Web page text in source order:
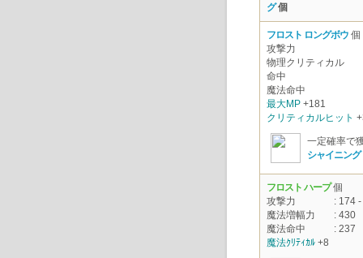
グ個
フロスト ロングボウ 個
攻撃力
物理クリティカル
命中
魔法命中
最大MP +181
クリティカルヒット
一定確率で
シャイニン
フロスト ハープ個
攻撃力
: 174
魔法増幅力
: 430
魔法命中
: 237
魔法ｸﾘﾃｨｶﾙ +8